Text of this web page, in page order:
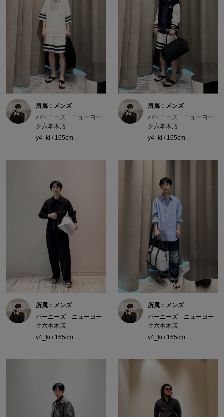
所属：メンズ
バーニーズ ニューヨー
ク六本木店
y4_ki / 165cm
所属：メンズ
バーニーズ ニューヨー
ク六本木店
y4_ki / 165cm
所属：メンズ
バーニーズ ニューヨー
ク六本木店
y4_ki / 165cm
所属：メンズ
バーニーズ ニューヨー
ク六本木店
y4_ki / 165cm